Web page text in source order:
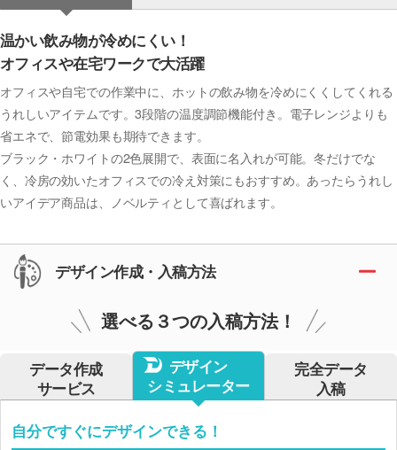
温かい飲み物が冷めにくい！
オフィスや在宅ワークで大活躍
オフィスや自宅での作業中に、ホットの飲み物を冷めにくくしてくれる
うれしいアイテムです。3段階の温度調節機能付き。電子レンジよりも
省エネで、節電効果も期待できます。
ブラック・ホワイトの2色展開で、表面に名入れが可能。冬だけでな
く、冷房の効いたオフィスでの冷え対策にもおすすめ。あったらうれし
いアイデア商品は、ノベルティとして喜ばれます。
デザイン作成・入稿方法
選べる３つの入稿方法！
データ作成
サービス
デザイン
シミュレーター
完全データ
入稿
自分ですぐにデザインできる！